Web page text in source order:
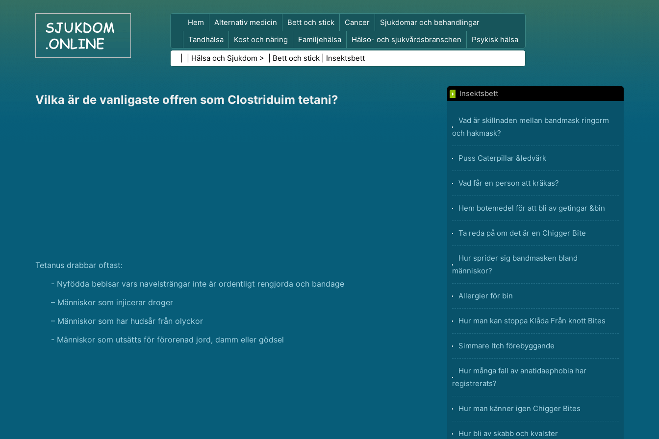
Hem Alternativ medicin Bett och stick Cancer
Sjukdomar och behandlingar
Tandhälsa
Kost och näring Familjehälsa Hälso- och sjukvårdsbranschen
Psykisk hälsa
Folkhälsa och säkerhet
Kirurgi och ingrepp Hälsa
Hälsa och Sjukdom > | Bett och stick Insektsbett
Vilka är de vanligaste offren som Clostriduim tetani?
Tetanus drabbar oftast:
- Nyfödda bebisar vars navelsträngar inte är ordentligt rengjorda och bandage
– Människor som injicerar droger
– Människor som har hudsår från olyckor
- Människor som utsätts för förorenad jord, damm eller gödsel
Insektsbett
Vad är skillnaden mellan bandmask ringorm
och hakmask?
Puss Caterpillar &ledvärk
Vad får en person att kräkas?
Hem botemedel för att bli av getingar &bin
Ta reda på om det är en Chigger Bite
Hur sprider sig bandmasken bland
människor?
Allergier för bin
Hur man kan stoppa Klåda Från knott Bites
Simmare Itch förebyggande
Hur många fall av anatidaephobia har
registrerats?
Hur man känner igen Chigger Bites
Hur bli av skabb och kvalster